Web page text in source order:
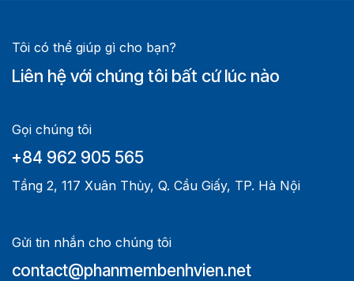
Tôi có thể giúp gì cho bạn?
Liên hệ với chúng tôi bất cứ lúc nào
Gọi chúng tôi
+84 962 905 565
Tầng 2, 117 Xuân Thủy, Q. Cầu Giấy, TP. Hà Nội
Gửi tin nhắn cho chúng tôi
contact@phanmembenhvien.net